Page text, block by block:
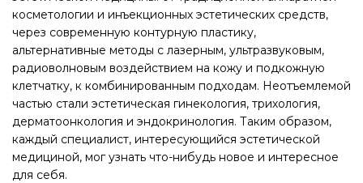
косметологии и инъекционных эстетических средств,
через современную контурную пластику,
альтернативные методы с лазерным, ультразвуковым,
радиоволновым воздействием на кожу и подкожную
клетчатку, к комбинированным подходам. Неотъемлемой
частью стали эстетическая гинекология, трихология,
дерматоонкология и эндокринология. Таким образом,
каждый специалист, интересующийся эстетической
медициной, мог узнать что-нибудь новое и интересное
для себя.